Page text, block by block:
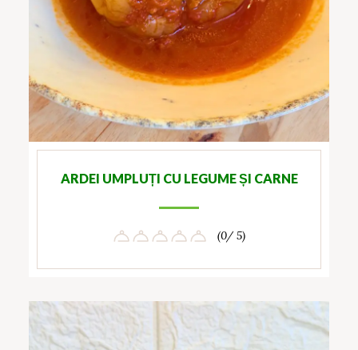
ARDEI UMPLUȚI CU LEGUME ȘI CARNE
(0/ 5)